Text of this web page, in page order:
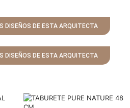
DISEÑOS DE ESTA ARQUITECTA
DISEÑOS DE ESTA ARQUITECTA